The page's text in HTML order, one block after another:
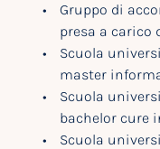
Gruppo di
presa a carico
Scuola
master
Scuola
bachelor cure
Scuola